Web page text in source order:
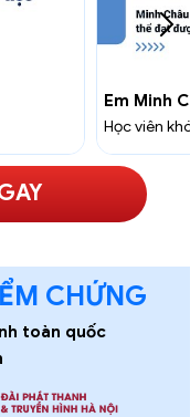
Em Minh
Học viên
CHỨNG
toàn quốc